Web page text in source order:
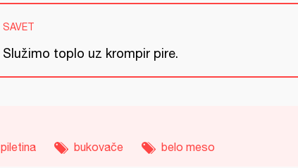
SAVET
Služimo toplo uz krompir pire.
piletina bukovače belo meso